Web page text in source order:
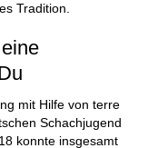
Tradition.
mit Hilfe von terre
Schachjugend
konnte insgesamt